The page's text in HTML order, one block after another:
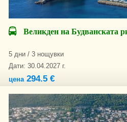
Великден на Будванската
5 дни / 3 нощувки
Дати: 30.04.2027 г.
цена294.5 €